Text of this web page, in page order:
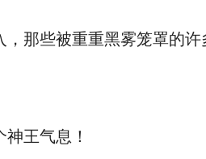
那些被重重黑雾笼罩的许
王气息！